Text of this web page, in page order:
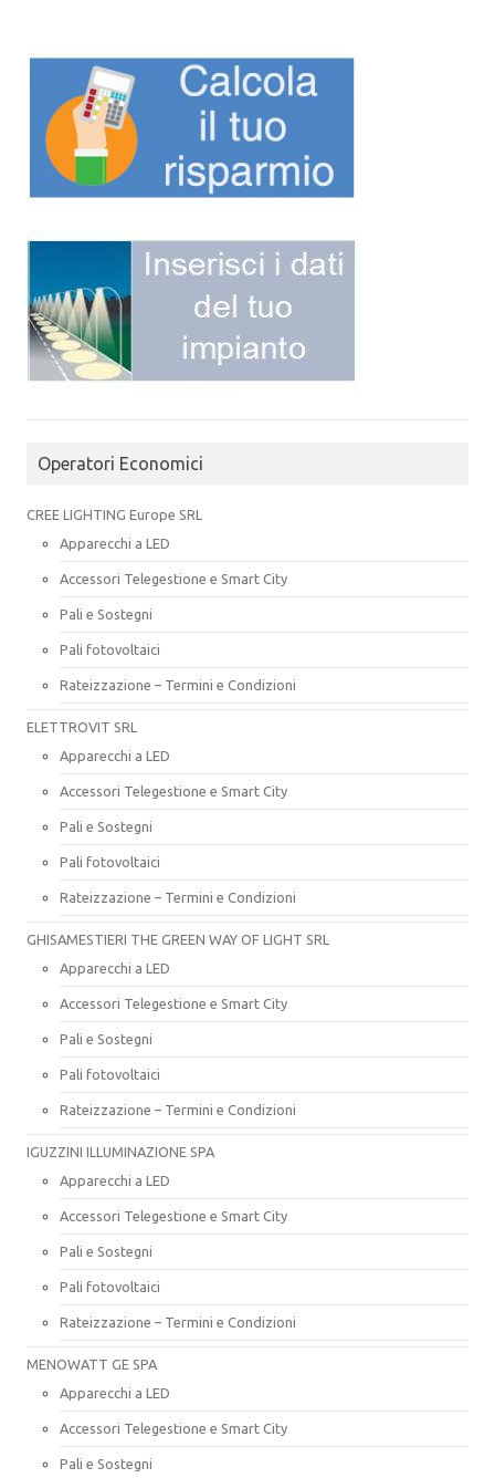
Operatori Economici
CREE LIGHTING Europe SRL
Apparecchi a LED
Accessori Telegestione e Smart City
Pali e Sostegni
Pali fotovoltaici
Rateizzazione – Termini e Condizioni
ELETTROVIT SRL
Apparecchi a LED
Accessori Telegestione e Smart City
Pali e Sostegni
Pali fotovoltaici
Rateizzazione – Termini e Condizioni
GHISAMESTIERI THE GREEN WAY OF LIGHT SRL
Apparecchi a LED
Accessori Telegestione e Smart City
Pali e Sostegni
Pali fotovoltaici
Rateizzazione – Termini e Condizioni
IGUZZINI ILLUMINAZIONE SPA
Apparecchi a LED
Accessori Telegestione e Smart City
Pali e Sostegni
Pali fotovoltaici
Rateizzazione – Termini e Condizioni
MENOWATT GE SPA
Apparecchi a LED
Accessori Telegestione e Smart City
Pali e Sostegni